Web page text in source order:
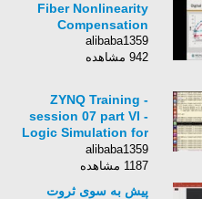
Fiber Nonlinearity
Compensation
alibaba1359
942 مشاهده
ZYNQ Training -
session 07 part VI -
Logic Simulation for
an AXI Stream Module
(continue)
alibaba1359
1187 مشاهده
پیش به سوی ثروت